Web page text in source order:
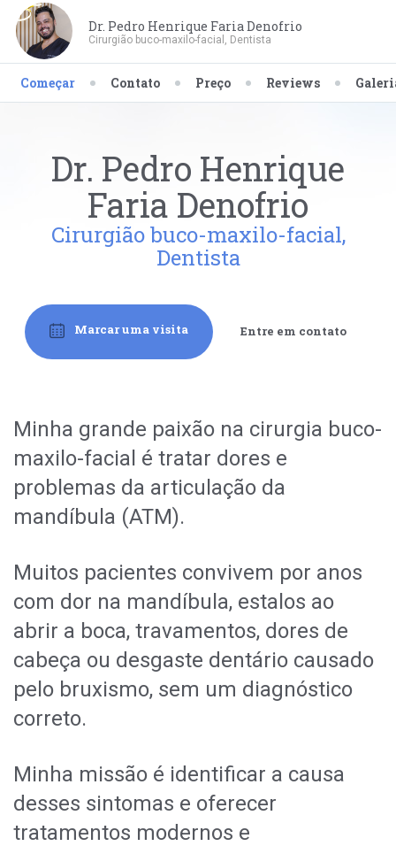
Dr. Pedro Henrique Faria Denofrio
Cirurgião buco-maxilo-facial, Dentista
Começar Contato Preço Reviews
Dr. Pedro Henrique
Faria Denofrio
Cirurgião buco-maxilo-facial,
Dentista
Marcar uma visita Entre em contato
Minha grande paixão na cirurgia buco-
maxilo-facial é tratar dores e
problemas da articulação da
mandíbula (ATM).
Muitos pacientes convivem por anos
com dor na mandíbula, estalos ao
abrir a boca, travamentos, dores de
cabeça ou desgaste dentário causado
pelo bruxismo, sem um diagnóstico
correto.
Minha missão é identificar a causa
desses sintomas e oferecer
tratamentos modernos e